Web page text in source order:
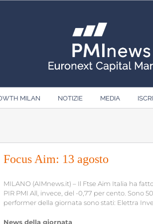
MILAN NOTIZIE MEDIA
Focus Aim: 13 agosto
MILANO (AIMnews.it) – Il Ftse Aim Italia ha
PIR PMI All, invece, del -0,77 per cento. Sono
performer della giornata sono stati: Elettra
News della giornata